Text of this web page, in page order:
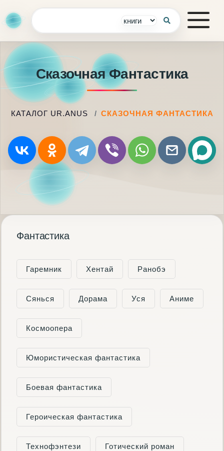
Сказочная Фантастика
КАТАЛОГ UR.ANUS СКАЗОЧНАЯ ФАНТАСТИКА
Фантастика
Гаремник Хентай Ранобэ
Сянься Дорама Уся Аниме
Космоопера
Юмористическая фантастика
Боевая фантастика
Героическая фантастика
Технофэнтези Готический роман